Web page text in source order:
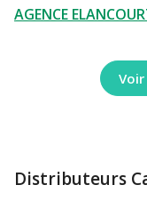
AGENCE
Distributeurs